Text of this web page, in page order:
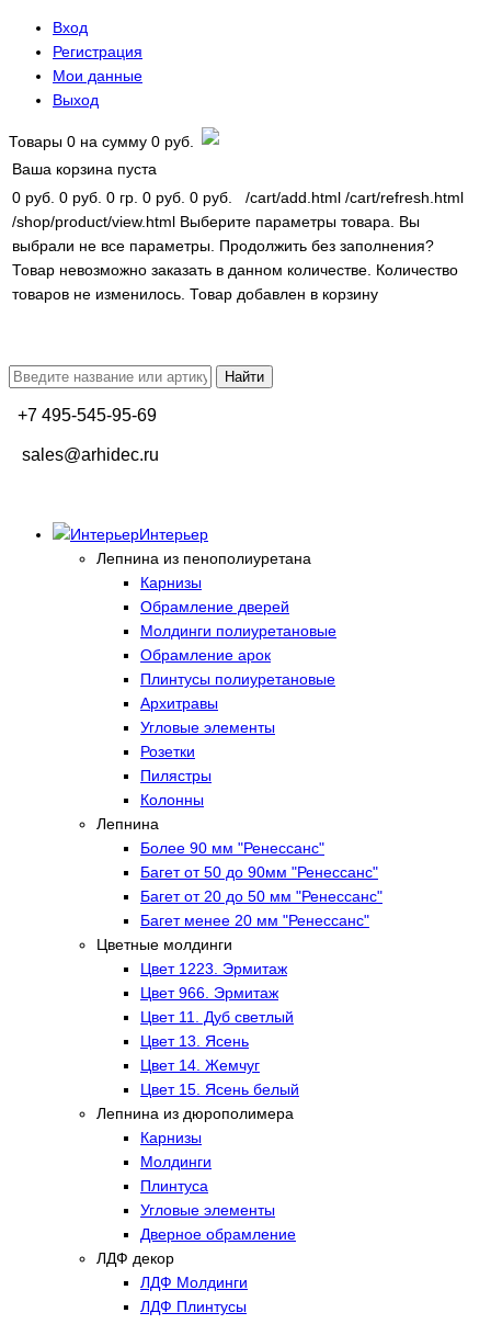
Вход
Регистрация
Мои данные
Выход
Товары 0 на сумму 0 руб.
Ваша корзина пуста
0 руб. 0 руб. 0 гр. 0 руб. 0 руб. /cart/add.html /cart/refresh.html
/shop/product/view.html Выберите параметры товара.
Вы
выбрали не все параметры. Продолжить без заполнения?
Товар невозможно заказать в данном количестве. Количество
товаров не изменилось. Товар добавлен в корзину
+7 495-545-95-69
sales@arhidec.ru
Интерьер
Лепнина из пенополиуретана
Карнизы
Обрамление дверей
Молдинги полиуретановые
Обрамление арок
Плинтусы полиуретановые
Архитравы
Угловые элементы
Розетки
Пилястры
Колонны
Лепнина
Более 90 мм "Ренессанс"
Багет от 50 до 90мм "Ренессанс"
Багет от 20 до 50 мм "Ренессанс"
Багет менее 20 мм "Ренессанс"
Цветные молдинги
Цвет 1223. Эрмитаж
Цвет 966. Эрмитаж
Цвет 11. Дуб светлый
Цвет 13. Ясень
Цвет 14. Жемчуг
Цвет 15. Ясень белый
Лепнина из дюрополимера
Карнизы
Молдинги
Плинтуса
Угловые элементы
Дверное обрамление
ЛДФ декор
ЛДФ Молдинги
ЛДФ Плинтусы